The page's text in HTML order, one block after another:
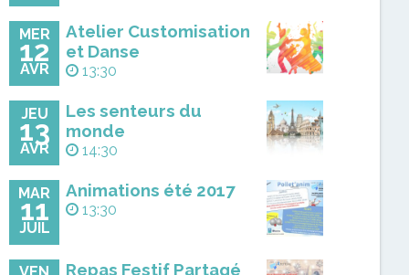
MER
12
AVR
Atelier Customisation
et Danse
13:30
JEU
13
AVR
Les senteurs du
monde
14:30
MAR
11
JUIL
Animations été 2017
13:30
Repas Festif Partagé